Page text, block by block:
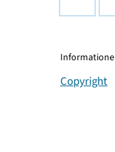
Copyright